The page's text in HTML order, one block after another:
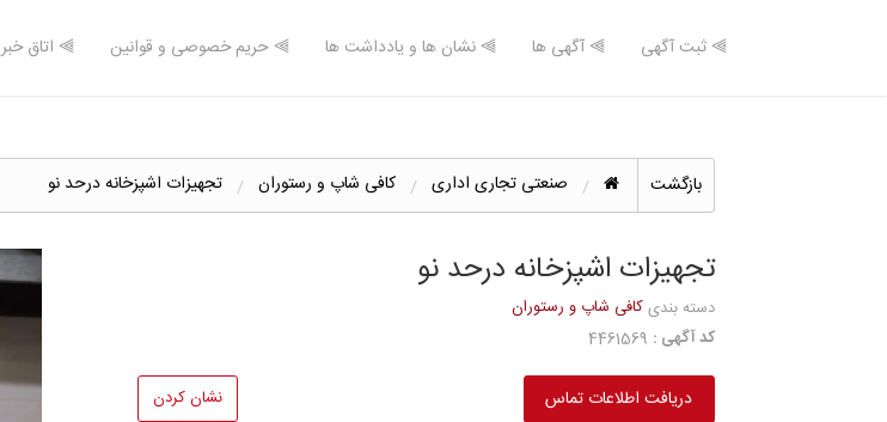
⫸ ثبت آگهی ⫸ آگهی ها ⫸ نشان ها و یادداشت ها ⫸ حریم خصوصی و قوانین ⫸ اتاق خبر
بازگشت صنعتی تجاری اداری کافی شاپ و رستوران تجهیزات اشپزخانه درحد نو
تجهیزات اشپزخانه درحد نو
دسته بندیکافی شاپ و رستوران
کد آگهی :
دریافت اطلاعات تماس نشان کردن